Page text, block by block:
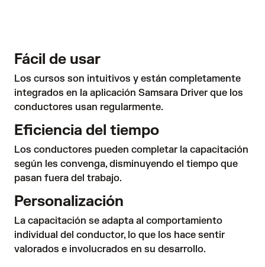
Fácil de usar
Los cursos son intuitivos y están completamente
integrados en la aplicación Samsara Driver que los
conductores usan regularmente.
Eficiencia del tiempo
Los conductores pueden completar la capacitación
según les convenga, disminuyendo el tiempo que
pasan fuera del trabajo.
Personalización
La capacitación se adapta al comportamiento
individual del conductor, lo que los hace sentir
valorados e involucrados en su desarrollo.